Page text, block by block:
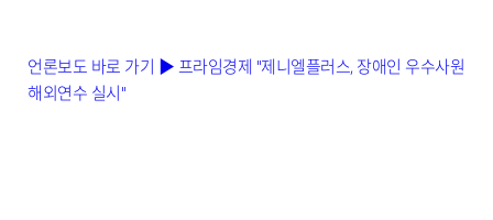
언론보도 바로 가기 ▶ 프라임경제 "제니엘플러스, 장애인 우수사원
해외연수 실시"